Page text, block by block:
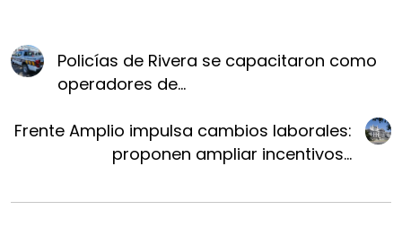
Policías de Rivera se capacitaron como
operadores de...
Frente Amplio impulsa cambios laborales:
proponen ampliar incentivos...